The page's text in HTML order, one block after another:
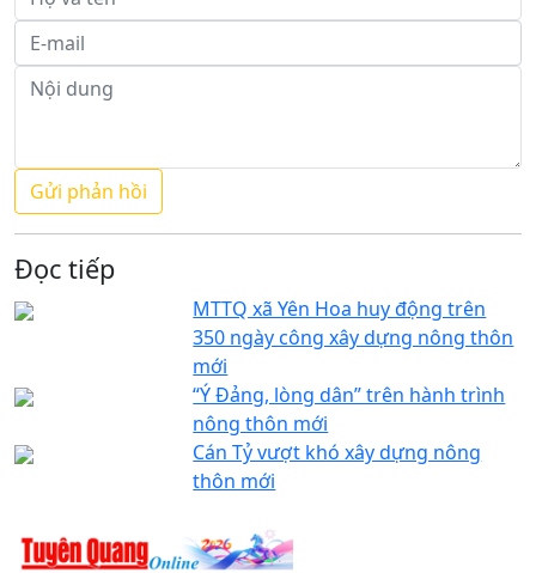
Đọc tiếp
MTTQ xã Yên Hoa huy động trên
350 ngày công xây dựng nông thôn
mới
“Ý Đảng, lòng dân” trên hành trình
nông thôn mới
Cán Tỷ vượt khó xây dựng nông
thôn mới